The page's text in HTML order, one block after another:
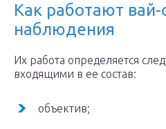
Как работают
наблюдения
Их работа определяется
входящими в ее состав:
объектив;